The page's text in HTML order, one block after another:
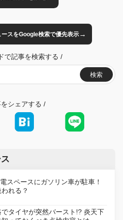
スをGoogle検索で優先表示→
で記事を検索する /
検索
シェアする /
スペースにガソリン車が駐車！
れる？
タイヤが突然バースト!? 炎天下